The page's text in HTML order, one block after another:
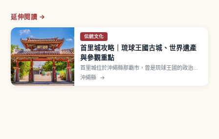
延伸閱讀 →
伝統文化
首里城攻略｜琉球王國古城、世界遺產
與參觀重點
首里城位於沖繩縣那霸市，曾是琉球王國的政治、
外交與文化中心，繁榮約450年。據稱於14世紀左
沖繩縣 →